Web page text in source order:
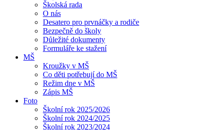
Školská rada
O nás
Desatero pro prvnáčky a rodiče
Bezpečně do školy
Důležité dokumenty
Formuláře ke stažení
MŠ
Kroužky v MŠ
Co děti potřebují do MŠ
Režim dne v MŠ
Zápis MŠ
Foto
Školní rok 2025/2026
Školní rok 2024/2025
Školní rok 2023/2024